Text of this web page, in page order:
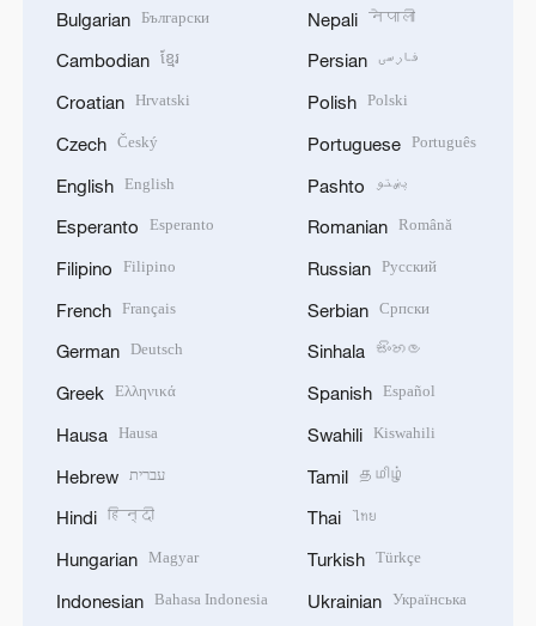
Bulgarian Български
Cambodian ខ្មែរ
Croatian Hrvatski
Czech Český
English English
Esperanto Esperanto
Filipino Filipino
French Français
German Deutsch
Greek Ελληνικά
Hausa Hausa
Hebrew עברית
Hindi हिन्दी
Hungarian Magyar
Indonesian Bahasa Indonesia
Nepali नेपाली
Persian فارسی
Polish Polski
Portuguese Português
Pashto پښتو
Romanian Română
Russian Русский
Serbian Српски
Sinhala සිංහල
Spanish Español
Swahili Kiswahili
Tamil தமிழ்
Thai ไทย
Turkish Türkçe
Ukrainian Українська